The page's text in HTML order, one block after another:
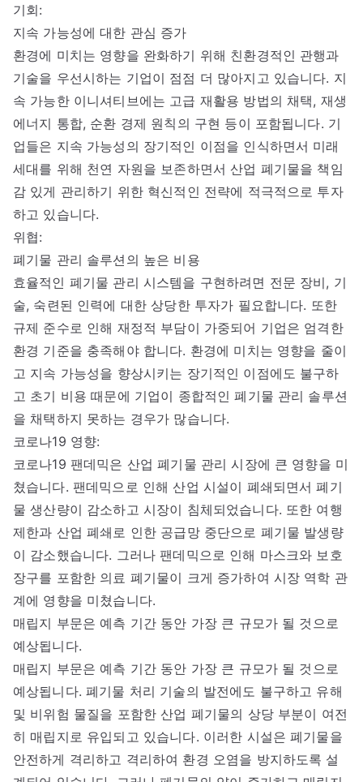
기회:
지속 가능성에 대한 관심 증가
환경에 미치는 영향을 완화하기 위해 친환경적인 관행과
기술을 우선시하는 기업이 점점 더 많아지고 있습니다. 지
속 가능한 이니셔티브에는 고급 재활용 방법의 채택, 재생
에너지 통합, 순환 경제 원칙의 구현 등이 포함됩니다. 기
업들은 지속 가능성의 장기적인 이점을 인식하면서 미래
세대를 위해 천연 자원을 보존하면서 산업 폐기물을 책임
감 있게 관리하기 위한 혁신적인 전략에 적극적으로 투자
하고 있습니다.
위협:
폐기물 관리 솔루션의 높은 비용
효율적인 폐기물 관리 시스템을 구현하려면 전문 장비, 기
술, 숙련된 인력에 대한 상당한 투자가 필요합니다. 또한
규제 준수로 인해 재정적 부담이 가중되어 기업은 엄격한
환경 기준을 충족해야 합니다. 환경에 미치는 영향을 줄이
고 지속 가능성을 향상시키는 장기적인 이점에도 불구하
고 초기 비용 때문에 기업이 종합적인 폐기물 관리 솔루션
을 채택하지 못하는 경우가 많습니다.
코로나19 영향:
코로나19 팬데믹은 산업 폐기물 관리 시장에 큰 영향을 미
쳤습니다. 팬데믹으로 인해 산업 시설이 폐쇄되면서 폐기
물 생산량이 감소하고 시장이 침체되었습니다. 또한 여행
제한과 산업 폐쇄로 인한 공급망 중단으로 폐기물 발생량
이 감소했습니다. 그러나 팬데믹으로 인해 마스크와 보호
장구를 포함한 의료 폐기물이 크게 증가하여 시장 역학 관
계에 영향을 미쳤습니다.
매립지 부문은 예측 기간 동안 가장 큰 규모가 될 것으로
예상됩니다.
매립지 부문은 예측 기간 동안 가장 큰 규모가 될 것으로
예상됩니다. 폐기물 처리 기술의 발전에도 불구하고 유해
및 비위험 물질을 포함한 산업 폐기물의 상당 부분이 여전
히 매립지로 유입되고 있습니다. 이러한 시설은 폐기물을
안전하게 격리하고 격리하여 환경 오염을 방지하도록 설